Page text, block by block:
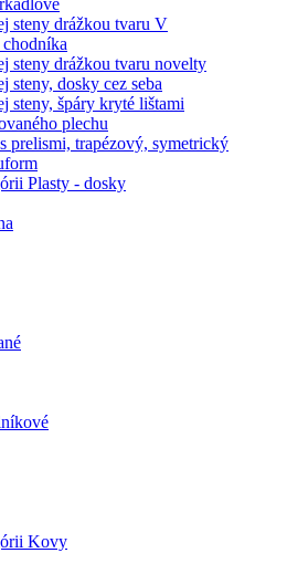
steny drážkou tvaru V
steny drážkou tvaru novelty
steny, dosky cez seba
steny, špáry kryté lištami
plechu
prelismi, trapézový, symetrický
Plasty - dosky
Kovy